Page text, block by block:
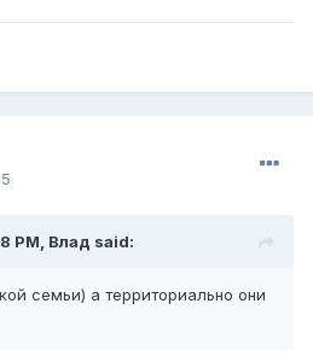
PM, Влад said:
семьи) а территориально они